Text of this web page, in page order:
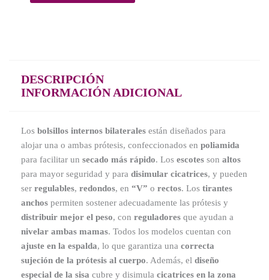
DESCRIPCIÓN
INFORMACIÓN ADICIONAL
Los bolsillos internos bilaterales están diseñados para
alojar una o ambas prótesis, confeccionados en poliamida
para facilitar un secado más rápido. Los escotes son altos
para mayor seguridad y para disimular cicatrices, y pueden
ser regulables, redondos, en “V” o rectos. Los tirantes
anchos permiten sostener adecuadamente las prótesis y
distribuir mejor el peso, con reguladores que ayudan a
nivelar ambas mamas. Todos los modelos cuentan con
ajuste en la espalda, lo que garantiza una correcta
sujeción de la prótesis al cuerpo. Además, el diseño
especial de la sisa cubre y disimula cicatrices en la zona